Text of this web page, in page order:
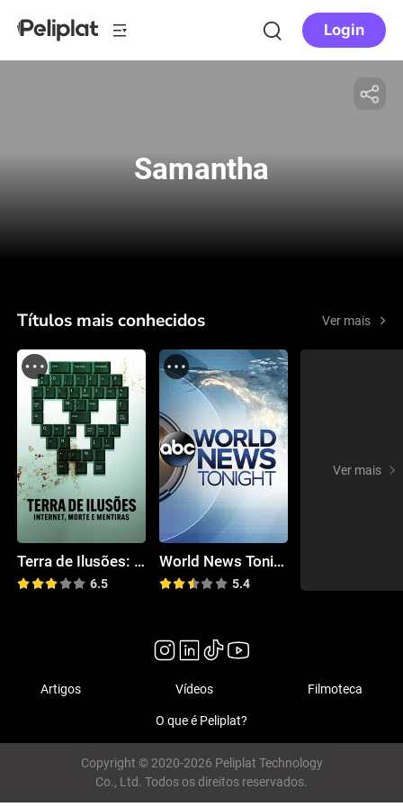
Login
Samantha
Títulos mais conhecidos Ver mais
Terra de Ilusões: Internet, Morte e Mentiras
6.5
World News Tonight with David Muir
5.4
Ver mais
Artigos Vídeos Filmoteca
O que é Peliplat?
Copyright © 2020-2026 Peliplat Technology
Co., Ltd. Todos os direitos reservados.